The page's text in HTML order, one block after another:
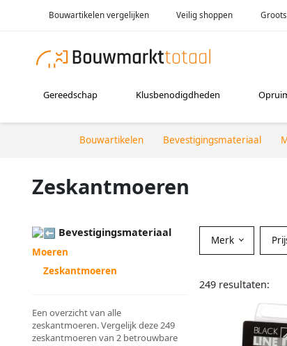
Bouwartikelen vergelijken Veilig shoppen
Gereedschap Klusbenodigdheden
Bouwartikelen Bevestigingsmateriaal
Zeskantmoeren
Bevestigingsmateriaal
Moeren
Zeskantmoeren
Een overzicht van alle
zeskantmoeren. Vergelijk deze 249
zeskantmoeren van 2 betrouwbare
Merk
249 resultaten: